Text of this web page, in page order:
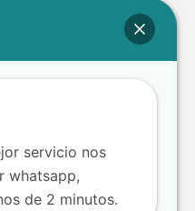
servicio nos
whatsapp,
de 2 minutos.